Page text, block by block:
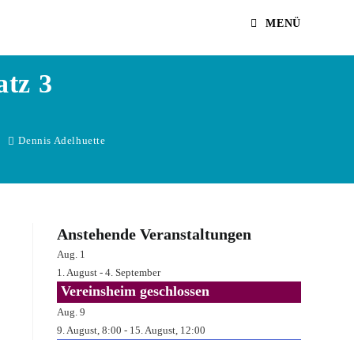
MENÜ
3
Dennis Adelhuette
Anstehende Veranstaltungen
Aug. 1
1. August -4. September
Vereinsheim geschlossen
Aug.9
9. August, 8:00 - 15. August, 12:00